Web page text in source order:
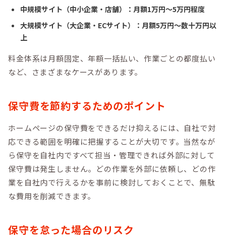
中規模サイト（中小企業・店舗）：月額1万円〜5万円程度
大規模サイト（大企業・ECサイト）：月額5万円〜数十万円以
上
料金体系は月額固定、年額一括払い、作業ごとの都度払い
など、さまざまなケースがあります。
保守費を節約するためのポイント
ホームページの保守費をできるだけ抑えるには、自社で対
応できる範囲を明確に把握することが大切です。当然なが
ら保守を自社内ですべて担当・管理できれば外部に対して
保守費は発生しません。どの作業を外部に依頼し、どの作
業を自社内で行えるかを事前に検討しておくことで、無駄
な費用を削減できます。
保守を怠った場合のリスク